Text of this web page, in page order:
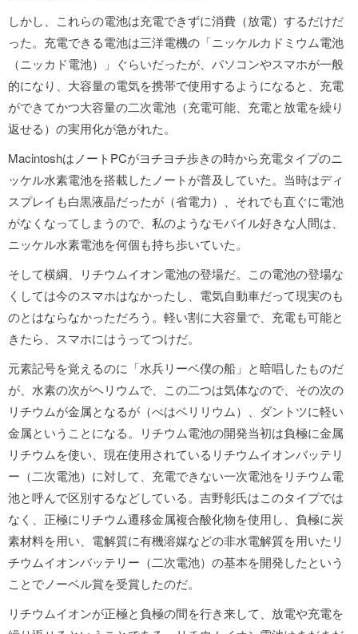
しかし、これらの電池は充電できずに消費（放電）するだけだ
った。充電できる電池は三洋電機の「ニッケルカドミウム電池
（ニッカド電池）」ぐらいだったが、パソコンやスマホが一般
的になり、大容量の電気を携帯で使用するようになると、充電
ができてかつ大容量の二次電池（充電可能、充電と放電を繰り
返せる）の実用化が急がれた。
MacintoshはノートPCがヨチヨチ歩きの時から充電タイプのニ
ッケル水素電池を搭載したノートが普及していた。当時はディ
スプレイも白黒液晶だったが（省電力）、それでも直ぐに電池
がなくなってしまうので、私のようなモバイル好きな人間は、
ニッケル水素電池を何個も持ち歩いていた。
そして横綱、リチウムイオン電池の登場だ。この電池の登場な
くしては今のスマホはなかったし、電気自動車だって現実のも
のとはならなかっただろう。軽い割に大容量で、充電も可能と
きたら、スマホにはうってつけだ。
元素記号を覚えるのに「水兵リーベ僕の船」と暗唱したものだ
が、水素の次がヘリウムで、この二つは気体なので、その次の
リチウムが金属となるが（べはベリリウム）、ダントツに軽い
金属ということになる。リチウム電池の開発当初は負極に金属
リチウムを使い、現在使用されているリチウムイオンバッテリ
ー（二次電池）に対して、充電できない一次電池をリチウム電
池と呼んで区別するなどしている。吉野彰氏はこのタイプでは
なく、正極にリチウム遷移金属複合酸化物を使用し、負極に炭
素材料を用い、電解質に有機溶媒などの非水電解質を用いたリ
チウムイオンバッテリー（二次電池）の基本を開発したという
ことでノーベル賞を受賞したのだ。
リチウムイオンが正極と負極の間を行き来して、放電や充電を